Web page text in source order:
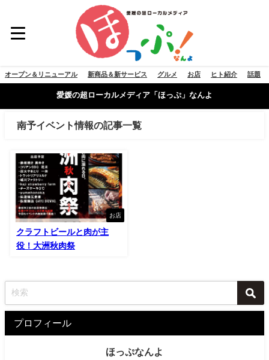
オープン＆リニューアル 新商品＆新サービス グルメ お店 ヒト紹介 話題
愛媛の超ローカルメディア「ほっぷ」なんよ
南予イベント情報の記事一覧
お店
クラフトビールと肉が主
役！大洲秋肉祭
プロフィール
ほっぷなんよ